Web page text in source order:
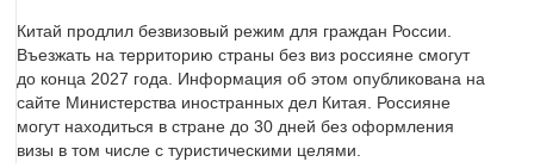
Китай продлил безвизовый режим для граждан России.
Въезжать на территорию страны без виз россияне смогут
до конца 2027 года. Информация об этом опубликована на
сайте Министерства иностранных дел Китая. Россияне
могут находиться в стране до 30 дней без оформления
визы в том числе с туристическими целями.